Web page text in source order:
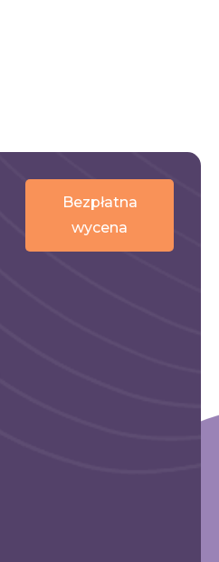
Bezpłatna
wycena